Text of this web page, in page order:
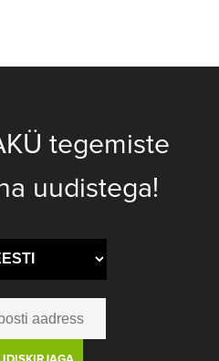
tegemiste
uudistega!